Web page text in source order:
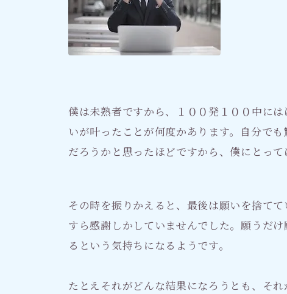
僕は未熟者ですから、１００発１００中に
いが叶ったことが何度かあります。自分で
だろうかと思ったほどですから、僕にとって
その時を振りかえると、最後は願いを捨て
すら感謝しかしていませんでした。願うだ
るという気持ちになるようです。
たとえそれがどんな結果になろうとも、そ